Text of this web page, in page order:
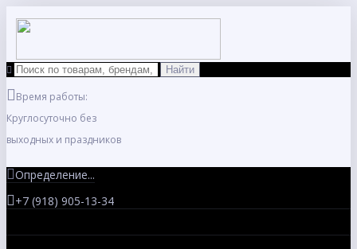
Время работы:
Круглосуточно без
выходных и праздников
Определение...
+7 (918) 905-13-34